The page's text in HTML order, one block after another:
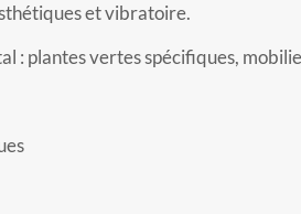
et vibratoire.
: plantes vertes spécifiques,